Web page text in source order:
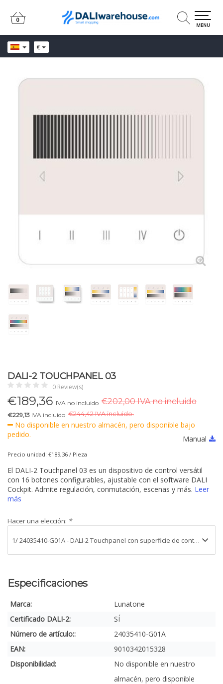
€
0
0
MENU
DALI-2 TOUCHPANEL 03
0 Review(s)
€189,36 IVA no incluido €202,00 IVA no incluido
€229,13 IVA incluido €244,42 IVA incluido.
No disponible en nuestro almacén, pero disponible bajo
pedido.
Manual
Precio unidad: €189,36 / Pieza
El DALI-2 Touchpanel 03 es un dispositivo de control versátil
con 16 botones configurables, ajustable con el software DALI
Cockpit. Admite regulación, conmutación, escenas y más. Leer
más
Hacer una elección: *
Especificaciones
Marca:
Lunatone
Certificado DALI-2:
SÍ
Número de artículo::
24035410-G01A
EAN:
9010342015328
Disponibilidad:
No disponible en nuestro
almacén, pero disponible